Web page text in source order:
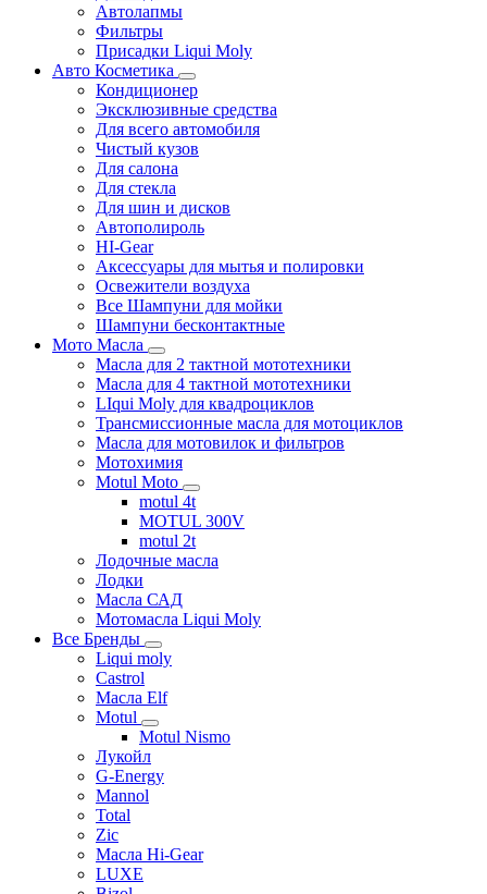
Автолапмы
Фильтры
Присадки Liqui Moly
Авто Косметика
Кондиционер
Эксклюзивные средства
Для всего автомобиля
Чистый кузов
Для салона
Для стекла
Для шин и дисков
Автополироль
HI-Gear
Аксессуары для мытья и полировки
Освежители воздуха
Все Шампуни для мойки
Шампуни бесконтактные
Мото Масла
Масла для 2 тактной мототехники
Масла для 4 тактной мототехники
LIqui Moly для квадроциклов
Трансмиссионные масла для мотоциклов
Масла для мотовилок и фильтров
Мотохимия
Motul Moto
motul 4t
MOTUL 300V
motul 2t
Лодочные масла
Лодки
Масла САД
Мотомасла Liqui Moly
Все Бренды
Liqui moly
Castrol
Масла Elf
Motul
Motul Nismo
Лукойл
G-Energy
Mannol
Total
Zic
Масла Hi-Gear
LUXE